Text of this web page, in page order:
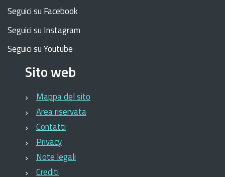
Seguici su Facebook
Seguici su Instagram
Seguici su Youtube
Sito web
Mappa del sito
Area riservata
Contatti
Privacy
Note legali
Crediti